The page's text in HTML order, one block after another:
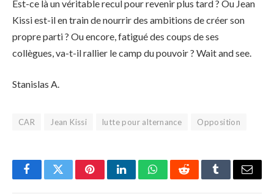
Est-ce là un véritable recul pour revenir plus tard ? Ou Jean
Kissi est-il en train de nourrir des ambitions de créer son
propre parti ? Ou encore, fatigué des coups de ses
collègues, va-t-il rallier le camp du pouvoir ? Wait and see.
Stanislas A.
CAR Jean Kissi lutte pour alternance Opposition
FacebookTwitterPinterestLinkedInWhatsAppRedditTumblrEmail